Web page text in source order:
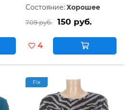
Состояние: Хорошее
709 руб. 150 руб.
4
Fix